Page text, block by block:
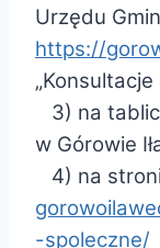
Urzędu
https://
„Konsultacje
3) na
w Górowie
4) na
-spoleczne/